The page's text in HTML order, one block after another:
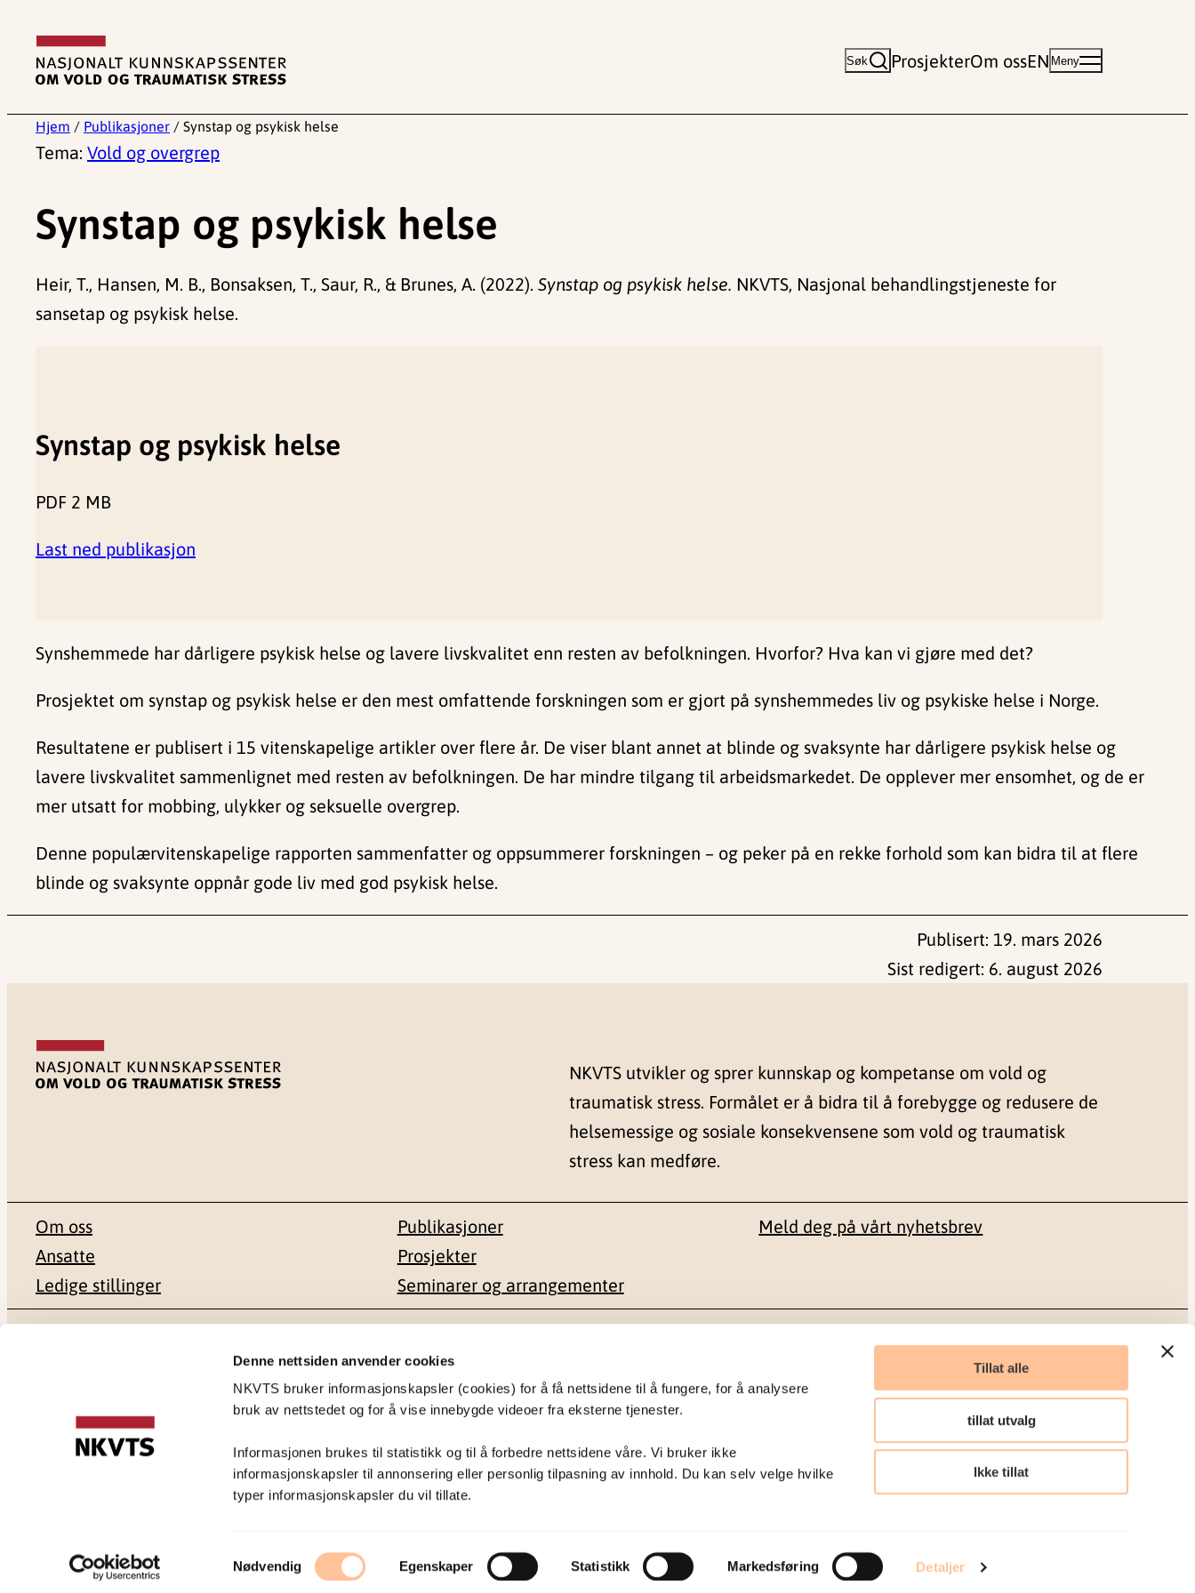
Denne nettsiden anvender cookies
NKVTS bruker informasjonskapsler (cookies) for å få nettsidene til å fungere, for å analysere
bruk av nettstedet og for å vise innebygde videoer fra eksterne tjenester.
Informasjonen brukes til statistikk og til å forbedre nettsidene våre. Vi bruker ikke
informasjonskapsler til annonsering eller personlig tilpasning av innhold. Du kan selv velge hvilke
typer informasjonskapsler du vil tillate.
Samtykkevalg
Nødvendig Egenskaper Statistikk Markedsføring Detaljer
Tillat alle
tillat utvalg
Ikke tillat
innhold
Søk ProsjekterOm ossEN Meny
Hjem / Publikasjoner / Synstap og psykisk helse
Tema: Vold og overgrep
Synstap og psykisk helse
Heir, T., Hansen, M. B., Bonsaksen, T., Saur, R., & Brunes, A. (2022). Synstap og psykisk helse. NKVTS, Nasjonal behandlingstjeneste for
sansetap og psykisk helse.
Synstap og psykisk helse
PDF 2 MB
Last ned publikasjon
Synshemmede har dårligere psykisk helse og lavere livskvalitet enn resten av befolkningen. Hvorfor? Hva kan vi gjøre med det?
Prosjektet om synstap og psykisk helse er den mest omfattende forskningen som er gjort på synshemmedes liv og psykiske helse i Norge.
Resultatene er publisert i 15 vitenskapelige artikler over flere år. De viser blant annet at blinde og svaksynte har dårligere psykisk helse og
lavere livskvalitet sammenlignet med resten av befolkningen. De har mindre tilgang til arbeidsmarkedet. De opplever mer ensomhet, og de er
mer utsatt for mobbing, ulykker og seksuelle overgrep.
Denne populærvitenskapelige rapporten sammenfatter og oppsummerer forskningen – og peker på en rekke forhold som kan bidra til at flere
blinde og svaksynte oppnår gode liv med god psykisk helse.
Publisert: 19. mars 2026
Sist redigert: 6. august 2026
NKVTS utvikler og sprer kunnskap og kompetanse om vold og
traumatisk stress. Formålet er å bidra til å forebygge og redusere de
helsemessige og sosiale konsekvensene som vold og traumatisk
stress kan medføre.
Om oss
Ansatte
Ledige stillinger
Publikasjoner
Prosjekter
Seminarer og arrangementer
Meld deg på vårt nyhetsbrev
0409 Oslo
Besøksadresse
Gullhaugveien 1-3
22 59 55 00
postmottak@nkvts.no
Sosiale medier
Facebook
LinkedIn